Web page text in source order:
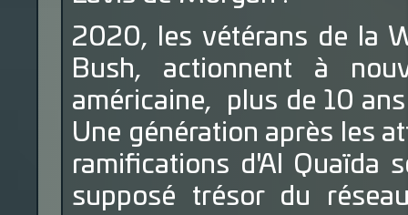
2020, les vétérans de la
Bush, actionnent à
américaine, plus de 10
Une génération après les
ramifications d'Al Quaïda
supposé trésor du